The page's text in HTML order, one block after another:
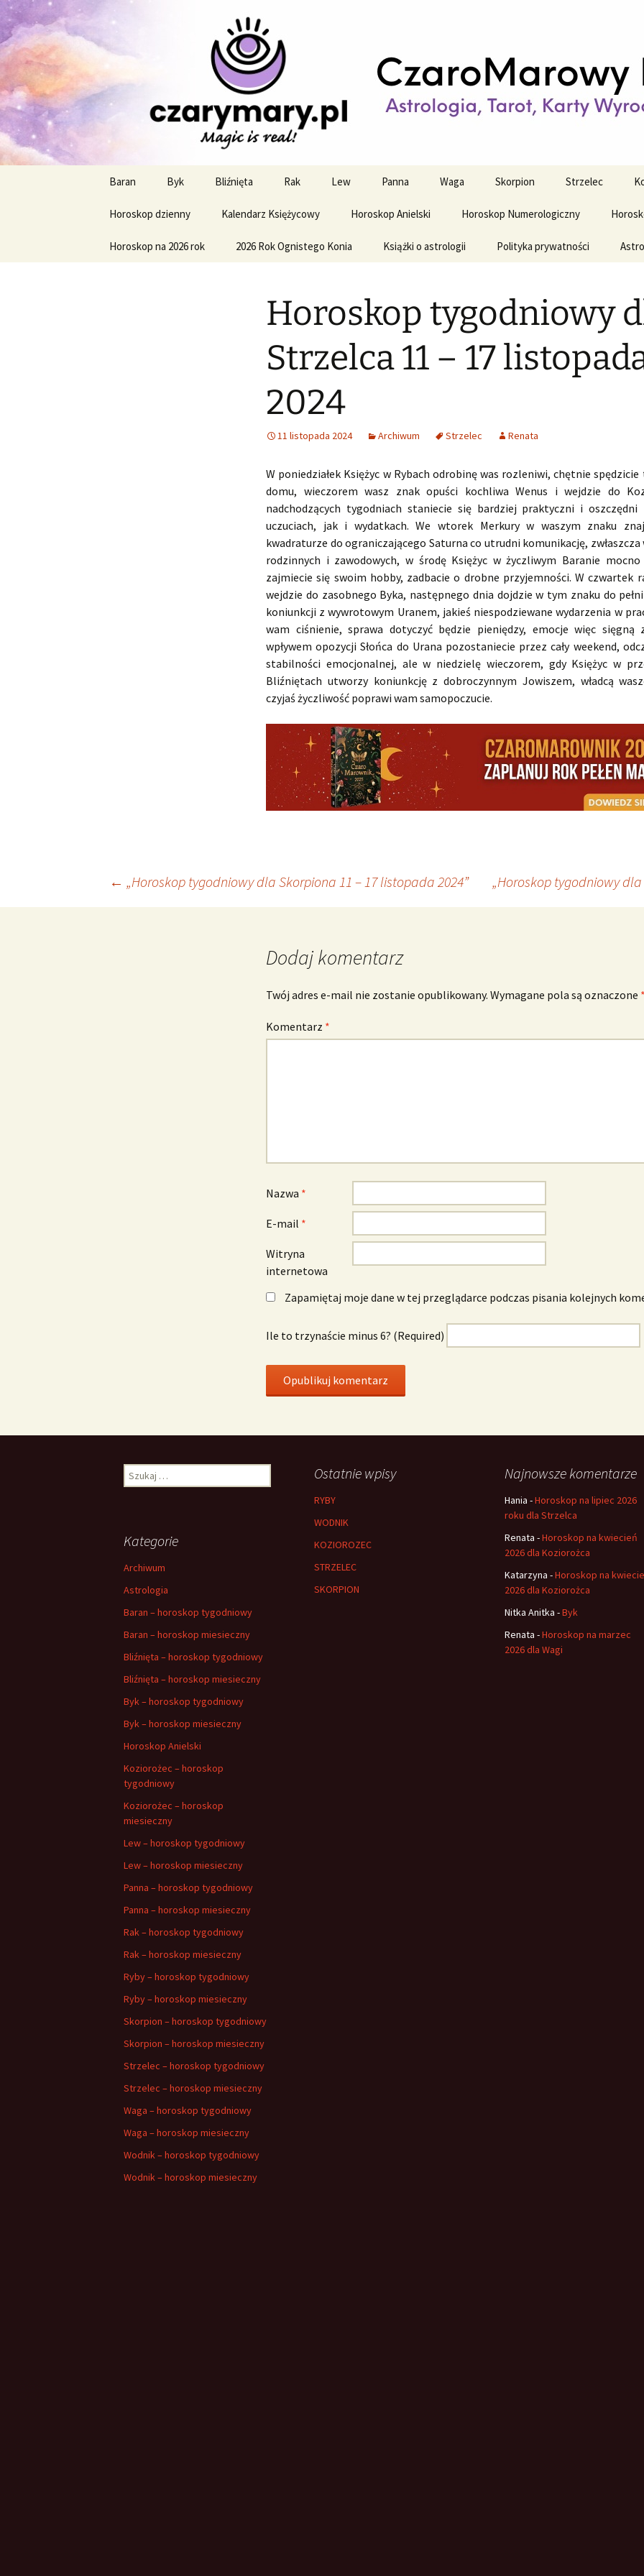
CzaroMarowy horoskop
miesięczny i tygodniowy
Profesjonalne przepowiednie astrologiczne
treści
Baran Byk Bliźnięta Rak Lew Panna Waga Skorpion Strzelec
Horoskop dzienny Kalendarz Księżycowy Horoskop Anielski Horoskop Numerologiczny
Horoskop na 2026 rok 2026 Rok Ognistego Konia Książki o astrologii Polityka prywatności
Horoskop tygodniowy
Strzelca 11 – 17
2024
11 listopada 2024 Archiwum Strzelec Renata
W poniedziałek Księżyc w Rybach odrobinę was rozleniwi, chętnie
domu, wieczorem wasz znak opuści kochliwa Wenus i wejdzie do
nadchodzących tygodniach staniecie się bardziej praktyczni i oszczędni
uczuciach, jak i wydatkach. We wtorek Merkury w waszym znaku
kwadraturze do ograniczającego Saturna co utrudni komunikację, zwłaszcza
rodzinnych i zawodowych, w środę Księżyc w życzliwym Baranie mocno
zajmiecie się swoim hobby, zadbacie o drobne przyjemności. W czwartek
wejdzie do zasobnego Byka, następnego dnia dojdzie w tym znaku do
koniunkcji z wywrotowym Uranem, jakieś niespodziewane wydarzenia w
wam ciśnienie, sprawa dotyczyć będzie pieniędzy, emocje więc sięgną
wpływem opozycji Słońca do Urana pozostaniecie przez cały weekend,
stabilności emocjonalnej, ale w niedzielę wieczorem, gdy Księżyc w
Bliźniętach utworzy koniunkcję z dobroczynnym Jowiszem, władcą
czyjaś życzliwość poprawi wam samopoczucie.
Nawigacja
← „Horoskop tygodniowy dla Skorpiona 11 – 17 listopada 2024” „Horoskop tygodniowy
Dodaj komentarz
Twój adres e-mail nie zostanie opublikowany. Wymagane pola są oznaczone
Komentarz *
Nazwa *
E-mail *
Witryna
internetowa
Zapamiętaj moje dane w tej przeglądarce podczas pisania kolejnych
Ile to trzynaście minus 6? (Required)
Szukaj: Ostatnie wpisy
RYBY
WODNIK
KOZIOROZEC
STRZELEC
SKORPION
Najnowsze komentarze
Hania -Horoskop na lipiec 2026
roku dla Strzelca
Renata -Horoskop na kwiecień
2026 dla Koziorożca
Katarzyna -Horoskop na
2026 dla Koziorożca
Nitka Anitka -Byk
Renata -Horoskop na marzec
2026 dla Wagi
Kategorie
Archiwum
Astrologia
Baran – horoskop tygodniowy
Baran – horoskop miesieczny
Bliźnięta – horoskop tygodniowy
Bliźnięta – horoskop miesieczny
Byk – horoskop tygodniowy
Byk – horoskop miesieczny
Horoskop Anielski
Koziorożec – horoskop
tygodniowy
Koziorożec – horoskop
miesieczny
Lew – horoskop tygodniowy
Lew – horoskop miesieczny
Panna – horoskop tygodniowy
Panna – horoskop miesieczny
Rak – horoskop tygodniowy
Rak – horoskop miesieczny
Ryby – horoskop tygodniowy
Ryby – horoskop miesieczny
Skorpion – horoskop tygodniowy
Skorpion – horoskop miesieczny
Strzelec – horoskop tygodniowy
Strzelec – horoskop miesieczny
Waga – horoskop tygodniowy
Waga – horoskop miesieczny
Wodnik – horoskop tygodniowy
Wodnik – horoskop miesieczny